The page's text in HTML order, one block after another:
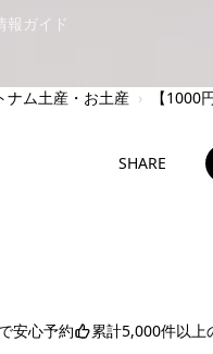
報ガイド
ナム土産・お土産 › 【1000
SHARE
安心予約 累計5,000件以上